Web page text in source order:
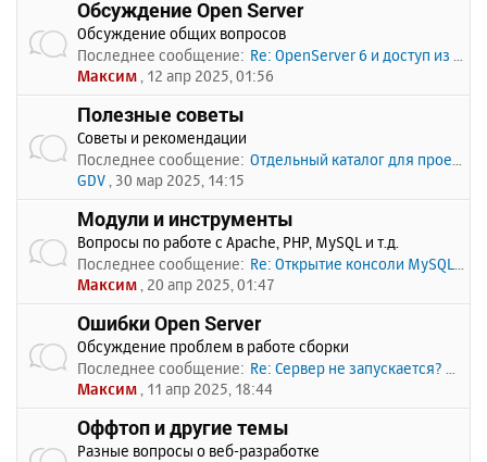
Обсуждение Open Server
Обсуждение общих вопросов
Последнее сообщение: Re: OpenServer 6 и доступ из …
Максим , 12 апр 2025, 01:56
Полезные советы
Советы и рекомендации
Последнее сообщение: Отдельный каталог для проекто…
GDV , 30 мар 2025, 14:15
Модули и инструменты
Вопросы по работе с Apache, PHP, MySQL и т.д.
Последнее сообщение: Re: Открытие консоли MySQL по…
Максим , 20 апр 2025, 01:47
Ошибки Open Server
Обсуждение проблем в работе сборки
Последнее сообщение: Re: Сервер не запускается? Пи…
Максим , 11 апр 2025, 18:44
Оффтоп и другие темы
Разные вопросы о веб-разработке